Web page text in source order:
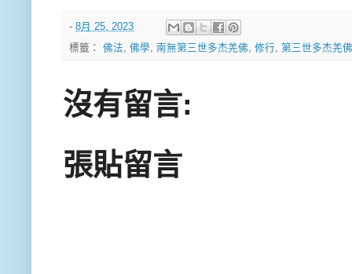
- 8月 25, 2023
標籤： 佛法 佛學 南無第三世多杰羌佛 修行 第三世多杰羌佛
沒有留言:
張貼留言